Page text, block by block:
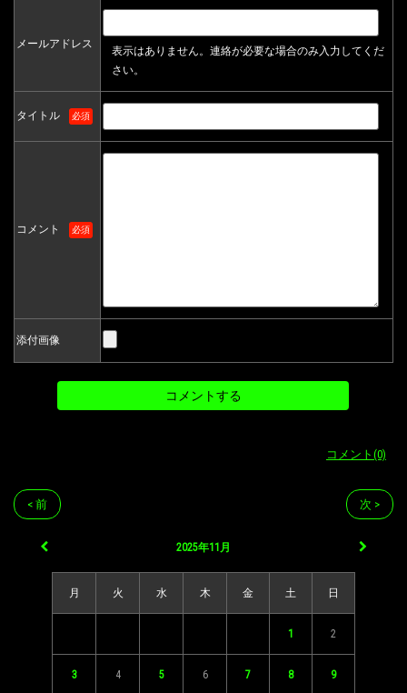
メールアドレス
表示はありません。連絡が必要な場合のみ入力してくだ
さい。
タイトル 必須
コメント 必須
添付画像
コメント(0)
< 前 次 >
2025年11月
月 火 水 木 金 土 日
1 2
3 4 5 6 7 8 9